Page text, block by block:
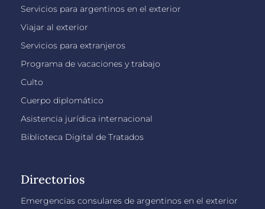
Servicios para argentinos en el exterior
Viajar al exterior
Servicios para extranjeros
Programa de vacaciones y trabajo
Culto
Cuerpo diplomático
Asistencia jurídica internacional
Biblioteca Digital de Tratados
Directorios
Emergencias consulares de argentinos en el exterior